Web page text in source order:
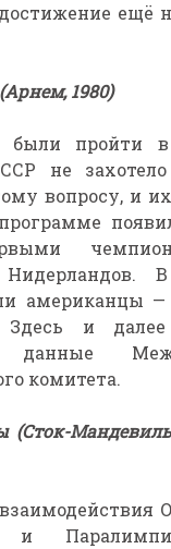
ещё
1980)
пройти
не
вопросу, и
Нидерландов.
американцы
и далее
данные
комитета.
(Сток-
и